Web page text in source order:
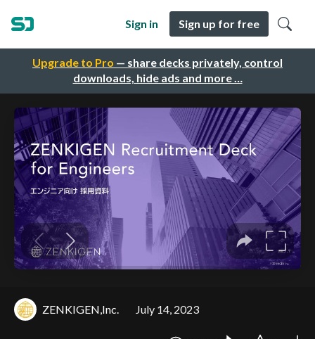
Upgrade to Pro — share decks privately, control
downloads, hide ads and more …
Sign in Sign up for free
ZENKIGEN,Inc. July 14, 2023